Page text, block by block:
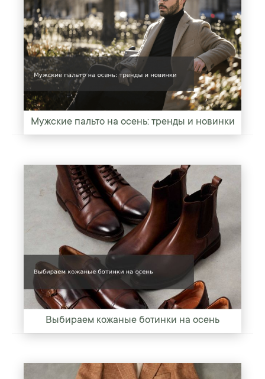
Мужские пальто на осень: тренды и новинки
Выбираем кожаные ботинки на осень